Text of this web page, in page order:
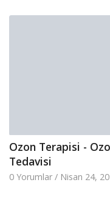
Ozon Terapisi -
Tedavisi
0 Yorumlar / Nisan 24,